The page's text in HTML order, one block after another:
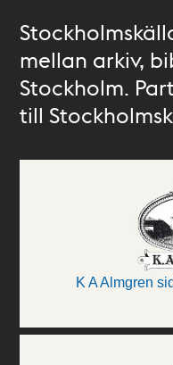
mellan arkiv,
Stockholm.
till
K A Almgren